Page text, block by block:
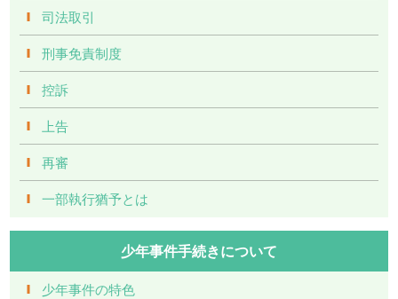
司法取引
刑事免責制度
控訴
上告
再審
一部執行猶予とは
少年事件手続きについて
少年事件の特色